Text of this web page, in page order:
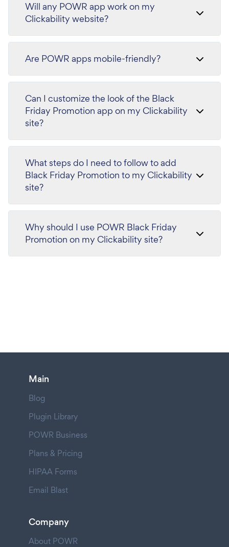
Will any POWR app work on my
Clickability website?
Are POWR apps mobile-friendly?
Can I customize the look of the Black
Friday Promotion app on my Clickability
site?
What steps do I need to follow to add
Black Friday Promotion to my Clickability
site?
Why should I use POWR Black Friday
Promotion on my Clickability site?
Main
Blog
Plugin Library
POWR Business
Plans & Pricing
HIPAA Forms
Email Blast
Company
About POWR